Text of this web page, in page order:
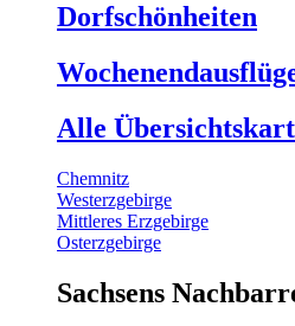
Dorfschönheiten
Alle
Chemnitz
Westerzgebirge
Mittleres Erzgebirge
Osterzgebirge
Sachsens